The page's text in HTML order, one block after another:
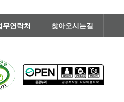
무연락처 찾아오시는길